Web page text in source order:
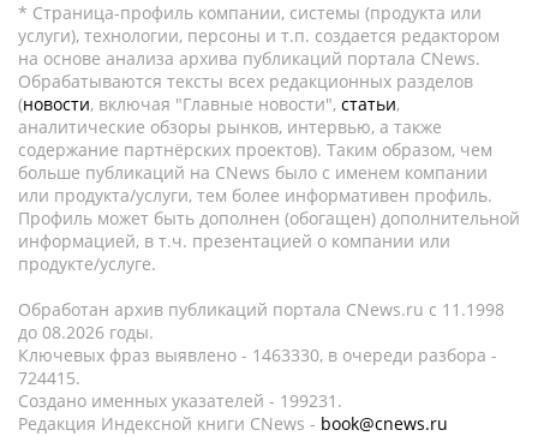
* Страница-профиль компании, системы (продукта или
услуги), технологии, персоны и т.п. создается редактором
на основе анализа архива публикаций портала CNews.
Обрабатываются тексты всех редакционных разделов
(новости, включая "Главные новости", статьи,
аналитические обзоры рынков, интервью, а также
содержание партнёрских проектов). Таким образом, чем
больше публикаций на CNews было с именем компании
или продукта/услуги, тем более информативен профиль.
Профиль может быть дополнен (обогащен) дополнительной
информацией, в т.ч. презентацией о компании или
продукте/услуге.
Обработан архив публикаций портала CNews.ru c 11.1998
до 08.2026 годы.
Ключевых фраз выявлено - 1463330, в очереди разбора -
724415.
Создано именных указателей - 199231.
Редакция Индексной книги CNews - book@cnews.ru